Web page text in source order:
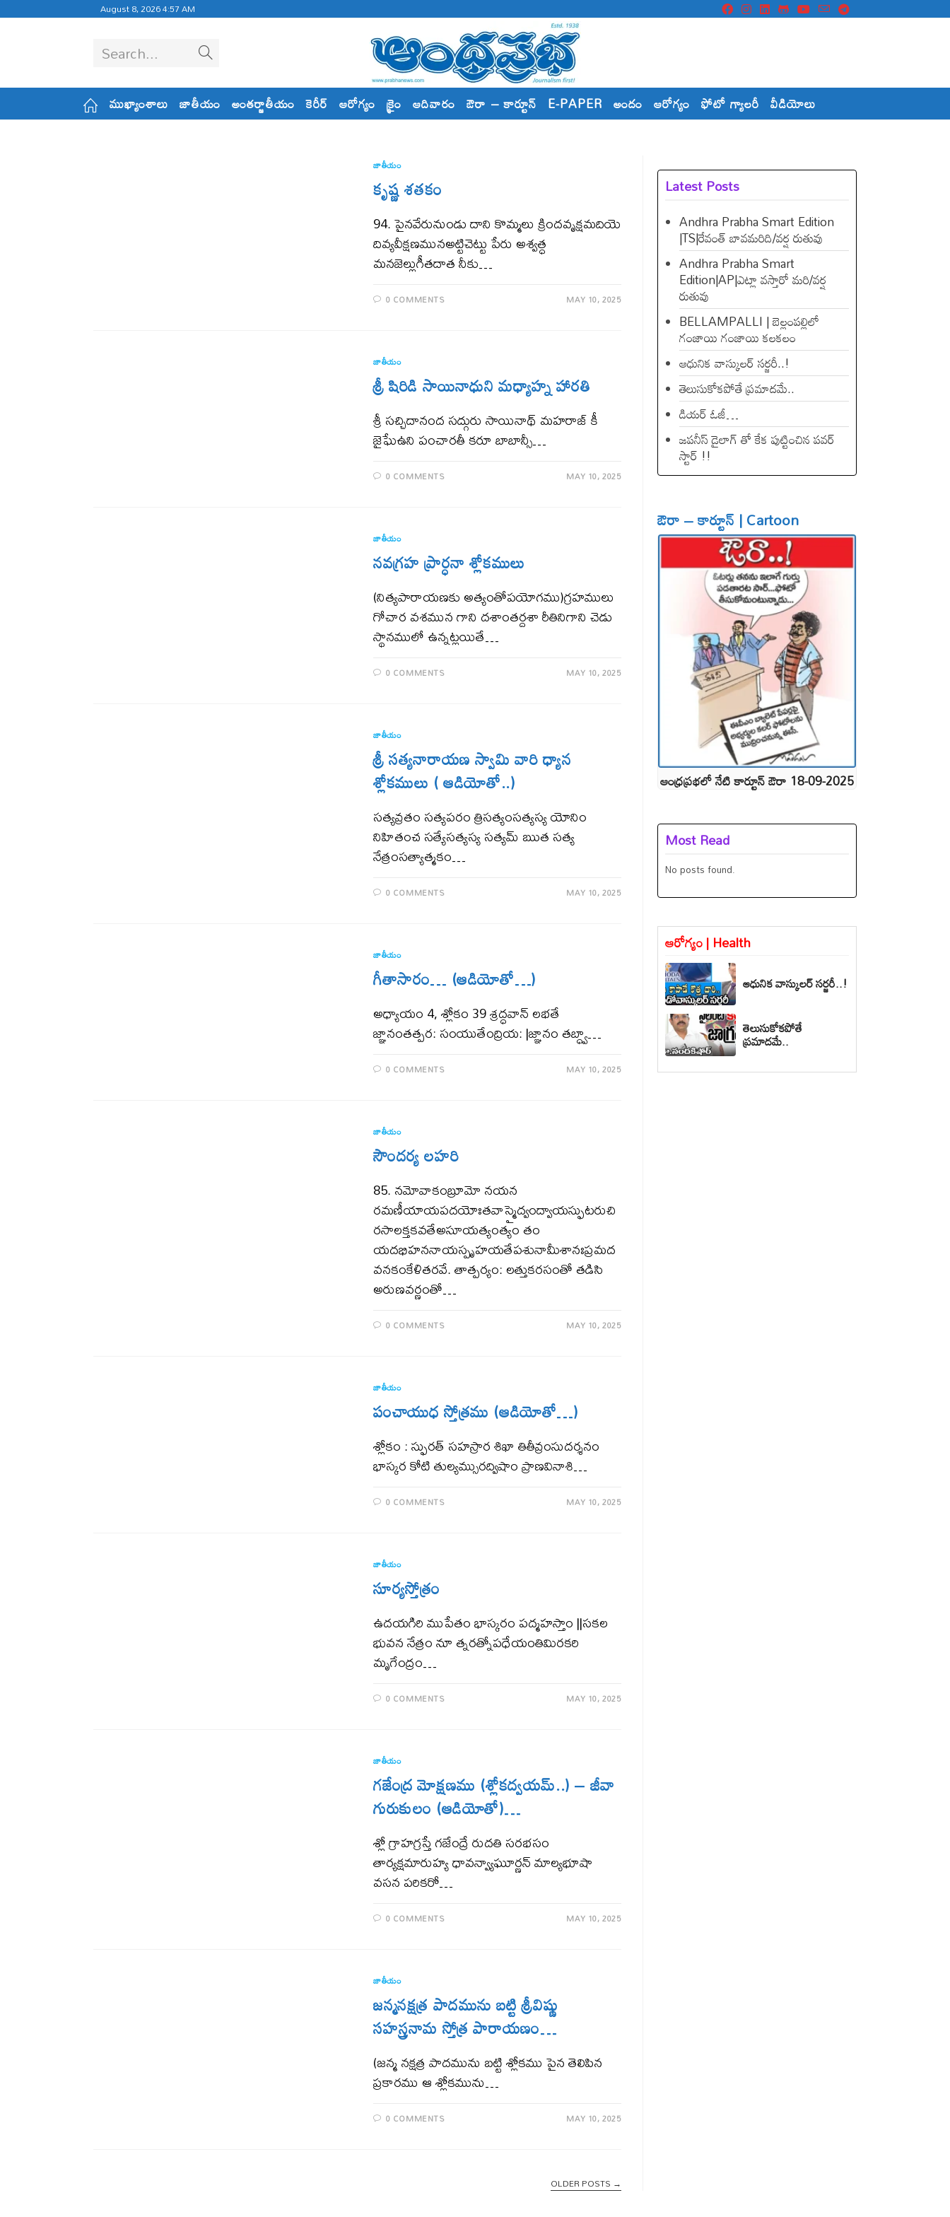
August 8, 2026 4:57 AM
Search...
ముఖ్యాంశాలు జాతీయం అంతర్జాతీయం కెరీర్ ఆరోగ్యం క్రైం ఆదివారం ఔరా – కార్టూన్ E-PAPER అందం ఆరోగ్యం ఫోటో గ్యాలరీ వీడియోలు
జాతీయం
కృష్ణ శతకం
94. పైనవేరునుండు దాని కొమ్మలు క్రిందవృక్షమదియె
దివ్యవీక్షణమునఅట్టిచెట్టు పేరు అశ్వత్ధ
మనజెల్లుగీతదాత నీకు…
0 COMMENTS MAY 10, 2025
జాతీయం
శ్రీ షిరిడి సాయినాధుని మధ్యాహ్న హారతి
శ్రీ సచ్చిదానంద సద్గురు సాయినాథ్ మహరాజ్ కీ
జైఘేఉని పంచారతీ కరూ బాబాన్సీ…
0 COMMENTS MAY 10, 2025
జాతీయం
నవగ్రహ ప్రార్ధనా శ్లోకములు
(నిత్యపారాయణకు అత్యంతోపయోగము)గ్రహములు
గోచార వశమున గాని దశాంతర్దశా రీతినిగాని చెడు
స్థానములో ఉన్నట్లయితే…
0 COMMENTS MAY 10, 2025
జాతీయం
శ్రీ సత్యనారాయణ స్వామి వారి ధ్యాన
శ్లోకములు ( ఆడియోతో..)
సత్యవ్రతం సత్యపరం త్రిసత్యంసత్యస్య యోనిం
నిహితంచ సత్యేసత్యస్య సత్యమ్ ఋత సత్య
నేత్రంసత్యాత్మకం…
0 COMMENTS MAY 10, 2025
జాతీయం
గీతాసారం… (ఆడియోతో…)
అధ్యాయం 4, శ్లోకం 39 శ్రద్ధవాన్‌ లభతే
జ్ఞానంతత్పర: సంయుతేంద్రియ: |జ్ఞానం తబ్ధ్వా…
0 COMMENTS MAY 10, 2025
జాతీయం
సౌందర్య లహరి
85. నమోవాకంబ్రూమో నయన
రమణీయాయపదయోఃతవాస్మైద్వంద్వాయస్ఫుటరుచి
రసాలక్తకవతేఅసూయత్యంత్యం తం
యదభిహననాయస్పృహయతేపశునామీశానఃప్రమద
వనకంకేళితరవే. తాత్పర్యం: లత్తుకరసంతో తడిసి
అరుణవర్ణంతో…
0 COMMENTS MAY 10, 2025
జాతీయం
పంచాయుధ స్తోత్రము (ఆడియోతో…)
శ్లోకం : స్ఫురత్ సహస్రార శిఖా తితీవ్రంసుదర్శనం
భాస్కర కోటి తుల్యమ్సురద్విషాం ప్రాణవినాశి…
0 COMMENTS MAY 10, 2025
జాతీయం
సూర్యస్తోత్రం
ఉదయగిరి ముపేతం భాస్కరం పద్మహస్తాం ||సకల
భువన నేత్రం నూ త్నరత్నోపధేయంతిమిరకరి
మృగేంద్రం…
0 COMMENTS MAY 10, 2025
జాతీయం
గజేంద్ర మోక్షణము (శ్లోకద్వయమ్..) – జీవా
గురుకులం (ఆడియోతో)…
శ్లో గ్రాహగ్రస్తే గజేంద్రే రుదతి సరభసం
తార్యక్షమారుహ్య ధావన్వ్యాఘూర్ణన్ మాల్యభూషా
వసన పరికరో…
0 COMMENTS MAY 10, 2025
జాతీయం
జన్మనక్షత్ర పాదమును బట్టి శ్రీవిష్ణు
సహస్త్రనామ స్తోత్ర పారాయణం…
(జన్మ నక్షత్ర పాదమును బట్టి శ్లోకము పైన తెలిపిన
ప్రకారము ఆ శ్లోకమును…
0 COMMENTS MAY 10, 2025
OLDER POSTS →
Latest Posts
Andhra Prabha Smart Edition
|TS|రేవంత్​ బావమరిది/వర్ష రుతువు
Andhra Prabha Smart
Edition|AP|ఎట్లా వస్తారో మరి/వర్ష
రుతువు
BELLAMPALLI | బెల్లంపల్లిలో
గంజాయి గంజాయి కలకలం
ఆధునిక వాస్కులర్ సర్జరీ..!
తెలుసుకోకపోతే ప్రమాదమే..
డియ‌ర్ ఓజీ…
జపనీస్ డైలాగ్ తో కేక పుట్టించిన ప‌వ‌ర్
స్టార్ !!
ఔరా – కార్టూన్ | Cartoon
ఆంధ్రప్రభలో నేటి కార్టూన్ ఔరా 18-09-2025
Most Read
No posts found.
ఆరోగ్యం | Health
ఆధునిక వాస్కులర్ సర్జరీ..!
తెలుసుకోకపోతే
ప్రమాదమే..